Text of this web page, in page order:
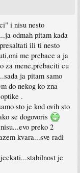
i nisu nesto
odmah pitam kada
ili ti nesto
me prebace a ja
za mene,prebaciti cu
ja pitam samo
do nekog ko zna
.
sto je kod ovih sto
se dogovoris
preko 2
kvara...sve radi
je